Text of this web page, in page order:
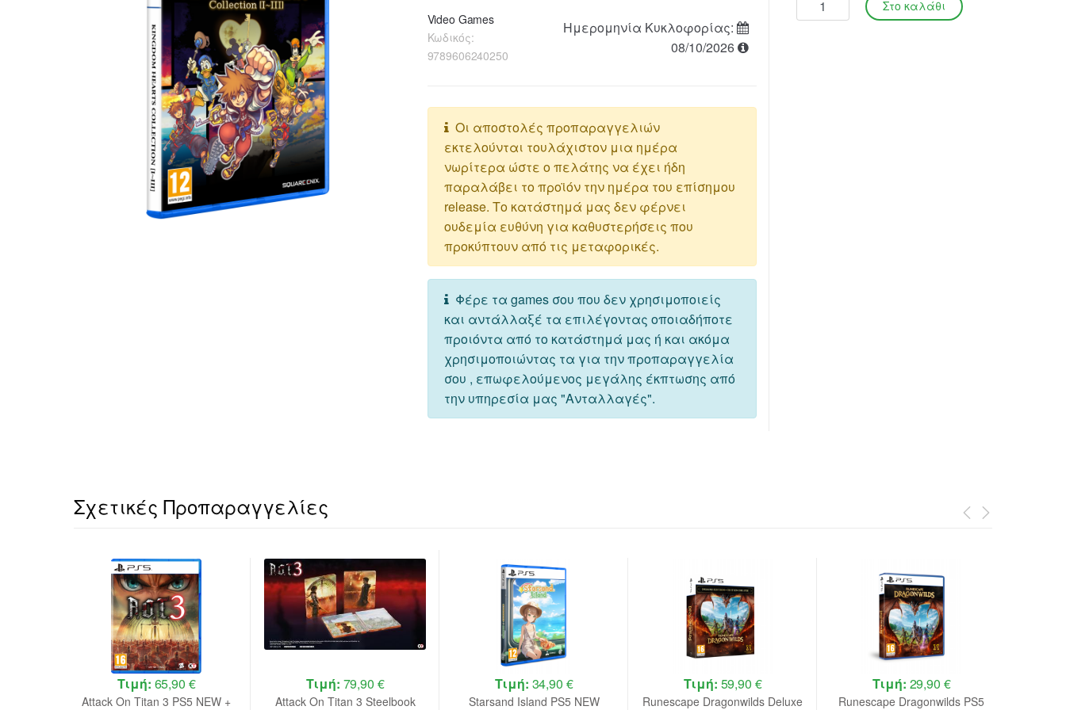
Video Games
Κωδικός:
9789606240250
Ημερομηνία Κυκλοφορίας:
08/10/2026
Οι αποστολές προπαραγγελιών
εκτελούνται τουλάχιστον μια ημέρα
νωρίτερα ώστε ο πελάτης να έχει ήδη
παραλάβει το προϊόν την ημέρα του επίσημου
release. Το κατάστημά μας δεν φέρνει
ουδεμία ευθύνη για καθυστερήσεις που
προκύπτουν από τις μεταφορικές.
Φέρε τα games σου που δεν χρησιμοποιείς
και αντάλλαξέ τα επιλέγοντας οποιαδήποτε
προιόντα από το κατάστημά μας ή και ακόμα
χρησιμοποιώντας τα για την προπαραγγελία
σου , επωφελούμενος μεγάλης έκπτωσης από
την υπηρεσία μας "Ανταλλαγές".
Σχετικές Προπαραγγελίες
Τιμή: 65,90 €
Attack On Titan 3 PS5 NEW +
Τιμή: 79,90 €
Attack On Titan 3 Steelbook
Τιμή: 34,90 €
Starsand Island PS5 NEW
Τιμή: 59,90 €
Runescape Dragonwilds Deluxe
Τιμή: 29,90 €
Runescape Dragonwilds PS5